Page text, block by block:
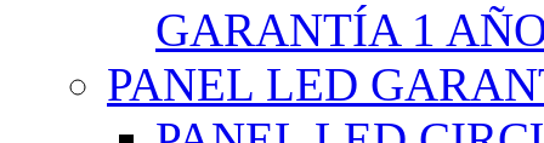
GARANTÍA 1
PANEL LED